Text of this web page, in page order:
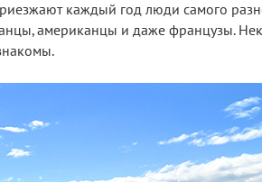
каждый год люди самого
американцы и даже французы.